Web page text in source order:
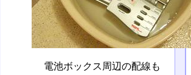
電池ボックス周辺の配線も